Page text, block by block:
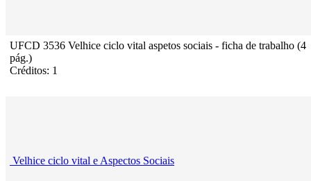
UFCD 3536 Velhice ciclo vital aspetos sociais - ficha de trabalho (4
pág.)
Créditos: 1
Velhice ciclo vital e Aspectos Sociais